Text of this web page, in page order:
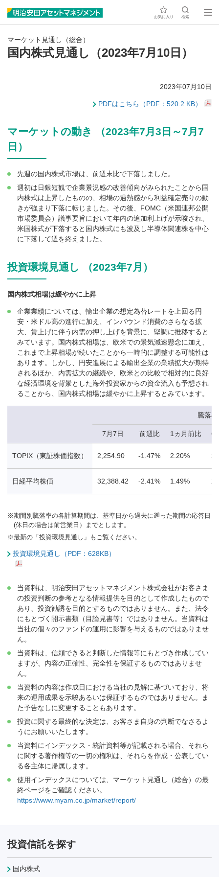
お気に入り 検索
マーケット見通し（総合）
国内株式見通し（2023年7月10日）
2023年07月10日
PDFはこちら（PDF：520.2 KB）
マーケットの動き （2023年7月3日～7月7
日）
先週の国内株式市場は、前週末比で下落しました。
週初は日銀短観で企業景況感の改善傾向がみられたことから国
内株式は上昇したものの、相場の過熱感から利益確定売りの動
きが強まり下落に転じました。その後、FOMC（米国連邦公開
市場委員会）議事要旨において年内の追加利上げが示唆され、
米国株式が下落すると国内株式にも波及し半導体関連株を中心
に下落して週を終えました。
投資環境見通し （2023年7月）
国内株式相場は緩やかに上昇
企業業績については、輸出企業の想定為替レートを上回る円
安・米ドル高の進行に加え、インバウンド消費のさらなる拡
大、賃上げに伴う内需の押し上げを背景に、堅調に推移すると
みています。国内株式相場は、欧米での景気減速懸念に加え、
これまで上昇相場が続いたことから一時的に調整する可能性は
あります。しかし、円安進展による輸出企業の業績拡大が期待
されるほか、内需拡大の継続や、欧米との比較で相対的に良好
な経済環境を背景とした海外投資家からの資金流入も予想され
ることから、国内株式相場は緩やかに上昇するとみています。
騰落率
7月7日 前週比 1ヵ月前比 6
TOPIX（東証株価指数） 2,254.90 -1.47% 2.20%
日経平均株価 32,388.42 -2.41% 1.49%
※期間別騰落率の各計算期間は、基準日から過去に遡った期間の応答日
(休日の場合は前営業日）までとします。
※最新の「投資環境見通し」もご覧ください。
投資環境見通し（PDF：628KB）
当資料は、明治安田アセットマネジメント株式会社がお客さま
の投資判断の参考となる情報提供を目的として作成したもので
あり、投資勧誘を目的とするものではありません。また、法令
にもとづく開示書類（目論見書等）ではありません。当資料は
当社の個々のファンドの運用に影響を与えるものではありませ
ん。
当資料は、信頼できると判断した情報等にもとづき作成してい
ますが、内容の正確性、完全性を保証するものではありませ
ん。
当資料の内容は作成日における当社の見解に基づいており、将
来の運用成果を示唆あるいは保証するものではありません。ま
た予告なしに変更することもあります。
投資に関する最終的な決定は、お客さま自身の判断でなさるよ
うにお願いいたします。
当資料にインデックス・統計資料等が記載される場合、それら
に関する著作権等の一切の権利は、それらを作成・公表してい
る各主体に帰属します。
使用インデックスについては、マーケット見通し（総合）の最
終ページをご確認ください。
https://www.myam.co.jp/market/report/
投資信託を探す
国内株式